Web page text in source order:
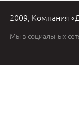
2009, Компания
Мы в социальных